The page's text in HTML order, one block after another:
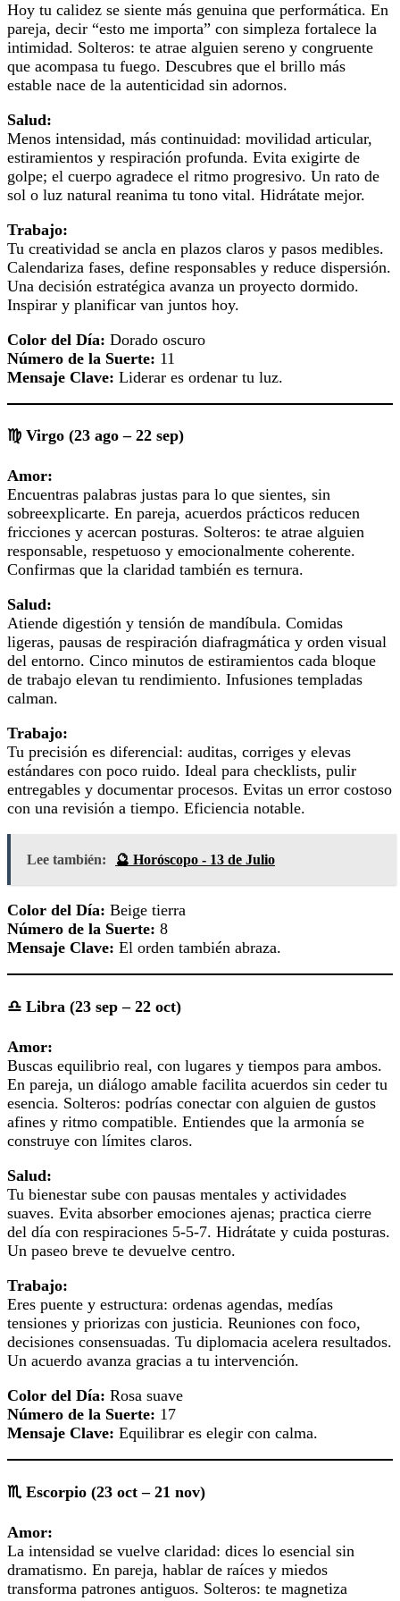
Hoy tu calidez se siente más genuina que performática. En
pareja, decir “esto me importa” con simpleza fortalece la
intimidad. Solteros: te atrae alguien sereno y congruente
que acompasa tu fuego. Descubres que el brillo más
estable nace de la autenticidad sin adornos.
Salud:
Menos intensidad, más continuidad: movilidad articular,
estiramientos y respiración profunda. Evita exigirte de
golpe; el cuerpo agradece el ritmo progresivo. Un rato de
sol o luz natural reanima tu tono vital. Hidrátate mejor.
Trabajo:
Tu creatividad se ancla en plazos claros y pasos medibles.
Calendariza fases, define responsables y reduce dispersión.
Una decisión estratégica avanza un proyecto dormido.
Inspirar y planificar van juntos hoy.
Color del Día: Dorado oscuro
Número de la Suerte: 11
Mensaje Clave: Liderar es ordenar tu luz.
♍ Virgo (23 ago – 22 sep)
Amor:
Encuentras palabras justas para lo que sientes, sin
sobreexplicarte. En pareja, acuerdos prácticos reducen
fricciones y acercan posturas. Solteros: te atrae alguien
responsable, respetuoso y emocionalmente coherente.
Confirmas que la claridad también es ternura.
Salud:
Atiende digestión y tensión de mandíbula. Comidas
ligeras, pausas de respiración diafragmática y orden visual
del entorno. Cinco minutos de estiramientos cada bloque
de trabajo elevan tu rendimiento. Infusiones templadas
calman.
Trabajo:
Tu precisión es diferencial: auditas, corriges y elevas
estándares con poco ruido. Ideal para checklists, pulir
entregables y documentar procesos. Evitas un error costoso
con una revisión a tiempo. Eficiencia notable.
Lee también: 🔮 Horóscopo - 13 de Julio
Color del Día: Beige tierra
Número de la Suerte: 8
Mensaje Clave: El orden también abraza.
♎ Libra (23 sep – 22 oct)
Amor:
Buscas equilibrio real, con lugares y tiempos para ambos.
En pareja, un diálogo amable facilita acuerdos sin ceder tu
esencia. Solteros: podrías conectar con alguien de gustos
afines y ritmo compatible. Entiendes que la armonía se
construye con límites claros.
Salud:
Tu bienestar sube con pausas mentales y actividades
suaves. Evita absorber emociones ajenas; practica cierre
del día con respiraciones 5‑5‑7. Hidrátate y cuida posturas.
Un paseo breve te devuelve centro.
Trabajo:
Eres puente y estructura: ordenas agendas, medías
tensiones y priorizas con justicia. Reuniones con foco,
decisiones consensuadas. Tu diplomacia acelera resultados.
Un acuerdo avanza gracias a tu intervención.
Color del Día: Rosa suave
Número de la Suerte: 17
Mensaje Clave: Equilibrar es elegir con calma.
♏ Escorpio (23 oct – 21 nov)
Amor:
La intensidad se vuelve claridad: dices lo esencial sin
dramatismo. En pareja, hablar de raíces y miedos
transforma patrones antiguos. Solteros: te magnetiza